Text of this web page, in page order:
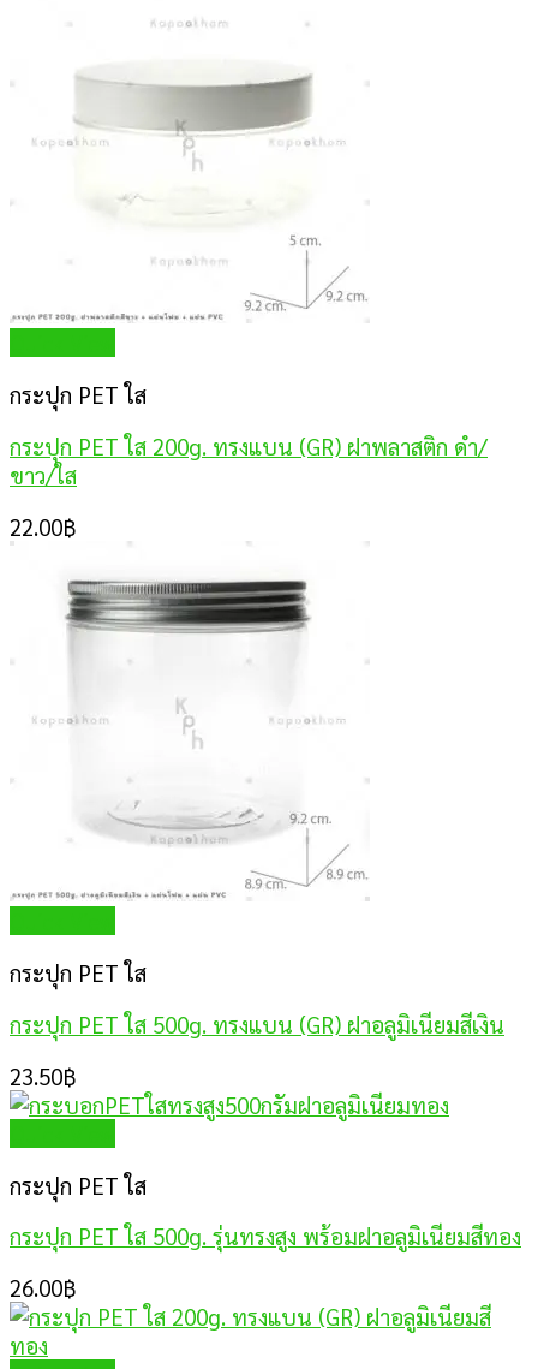
กระปุก PET ใส
กระปุก PET ใส 200g. ทรงแบน (GR) ฝาพลาสติก ดำ/
ขาว/ใส
22.00฿
กระปุก PET ใส
กระปุก PET ใส 500g. ทรงแบน (GR) ฝาอลูมิเนียมสีเงิน
23.50฿
กระปุก PET ใส
กระปุก PET ใส 500g. รุ่นทรงสูง พร้อมฝาอลูมิเนียมสีทอง
26.00฿